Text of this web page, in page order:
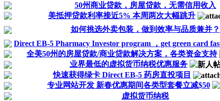
50州商业贷款，房屋贷款，无需信用收入
美抵押贷款利率接近5% 本周两次大幅跳升
如何挑选外卖包装，做到效率与品质兼并？
Direct EB-5 Pharmacy Investor program ，get green card
全美50州的房屋贷款/商业贷款解决方案，各类资金支持
业界最低的虚拟货币纳税优惠服务
快速获得绿卡 Direct EB-5 药房直投项目
专业网站开发 新春优惠期间各类型套餐立减$50
虚拟货币纳税